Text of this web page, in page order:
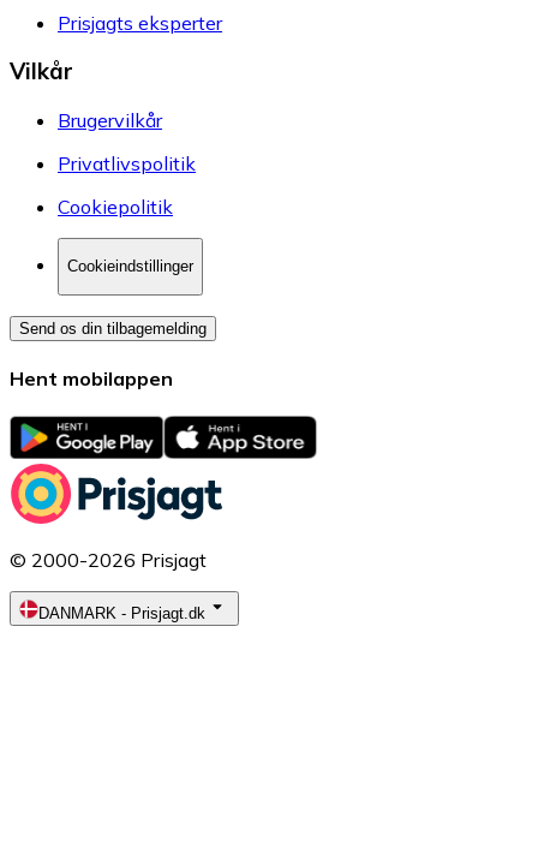
Prisjagts eksperter
Vilkår
Brugervilkår
Privatlivspolitik
Cookiepolitik
Cookieindstillinger
Send os din tilbagemelding
Hent mobilappen
© 2000-2026 Prisjagt
DANMARK - Prisjagt.dk